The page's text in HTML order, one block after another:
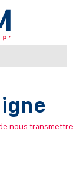
nous transmettre